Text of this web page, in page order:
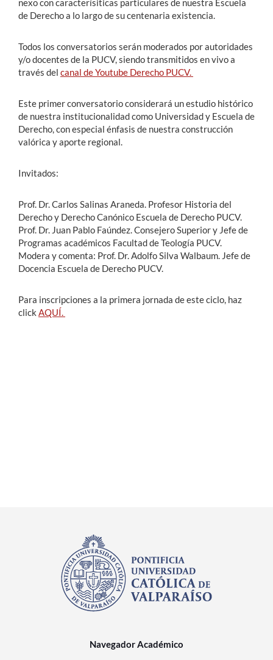
nexo con caracterísiticas particulares de nuestra Escuela
de Derecho a lo largo de su centenaria existencia.
Todos los conversatorios serán moderados por autoridades
y/o docentes de la PUCV, siendo transmitidos en vivo a
través del canal de Youtube Derecho PUCV.
Este primer conversatorio considerará un estudio histórico
de nuestra institucionalidad como Universidad y Escuela de
Derecho, con especial énfasis de nuestra construcción
valórica y aporte regional.
Invitados:
Prof. Dr. Carlos Salinas Araneda. Profesor Historia del
Derecho y Derecho Canónico Escuela de Derecho PUCV.
Prof. Dr. Juan Pablo Faúndez. Consejero Superior y Jefe de
Programas académicos Facultad de Teología PUCV.
Modera y comenta: Prof. Dr. Adolfo Silva Walbaum. Jefe de
Docencia Escuela de Derecho PUCV.
Para inscripciones a la primera jornada de este ciclo, haz
click AQUÍ.
Navegador Académico